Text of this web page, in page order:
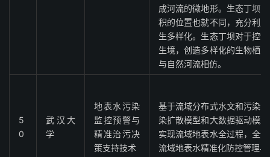
成河流的微地形。生态丁坝
积的位置也就不同，充分利
生多样化。生态丁坝对于控
生境，创造多样化的生物栖
与自然河流相仿。
5
0
武汉大
学
地表水污染
监控预警与
精准治污决
策支持技术
基于流域分布式水文和污染
染扩散模型和大数据驱动模
实现流域地表水全过程，全
流域地表水精准化防控管理